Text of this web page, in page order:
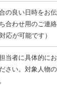
の良い日時をお
合わせ用のご連
応が可能です）
当者に具体的に
さい。対象人物